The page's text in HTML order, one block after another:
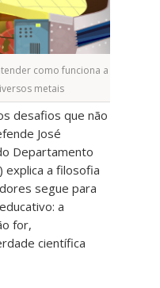
como funciona a
metais
desafios que não
José
Departamento
explica a filosofia
segue para
a
for,
científica